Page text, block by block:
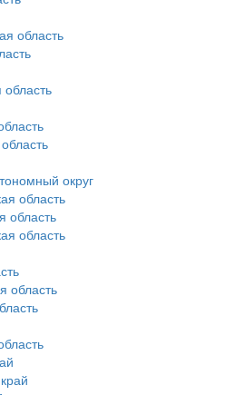
область
округ
область
область
область
область